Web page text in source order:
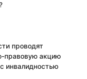
проводят
правовую акцию
инвалидностью